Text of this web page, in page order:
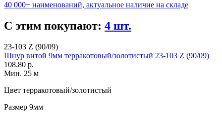
40 000+ наименований, актуальное наличие на складе
С этим покупают: 4 шт.
23-103 Z (90/09)
Шнур витой 9мм терракотовый/золотистый 23-103 Z (90/09)
108.80 р.
Мин. 25 м
Цвет терракотовый/золотистый
Размер 9мм